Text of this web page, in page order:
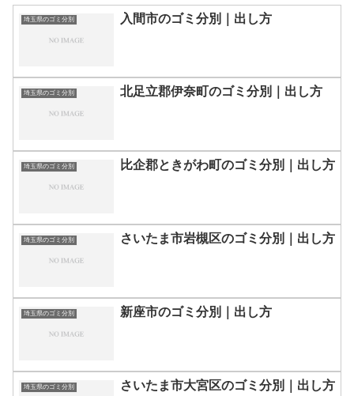
埼玉県のゴミ分別 入間市のゴミ分別｜出し方
埼玉県のゴミ分別 北足立郡伊奈町のゴミ分別｜出し方
埼玉県のゴミ分別 比企郡ときがわ町のゴミ分別｜出し方
埼玉県のゴミ分別 さいたま市岩槻区のゴミ分別｜出し方
埼玉県のゴミ分別 新座市のゴミ分別｜出し方
埼玉県のゴミ分別 さいたま市大宮区のゴミ分別｜出し方